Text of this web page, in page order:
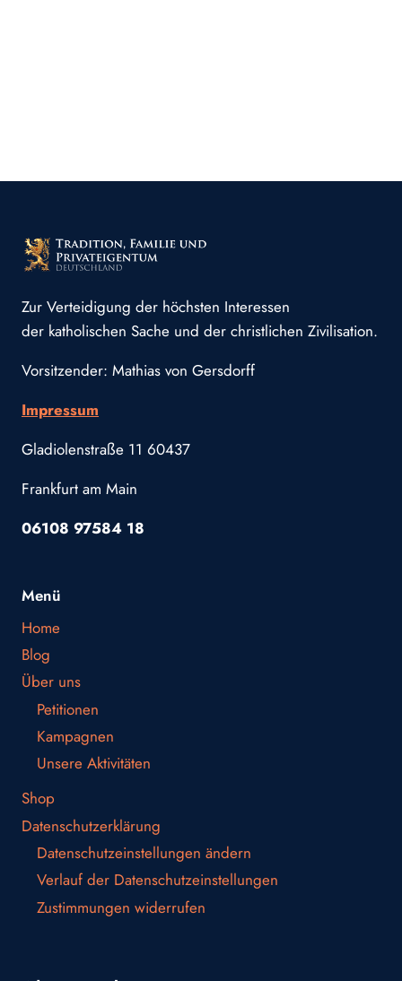
Zur Verteidigung der höchsten Interessen
der katholischen Sache und der christlichen Zivilisation.
Vorsitzender: Mathias von Gersdorff
Impressum
Gladiolenstraße 11 60437
Frankfurt am Main
06108 97584 18
Menü
Home
Blog
Über uns
Petitionen
Kampagnen
Unsere Aktivitäten
Shop
Datenschutzerklärung
Datenschutzeinstellungen ändern
Verlauf der Datenschutzeinstellungen
Zustimmungen widerrufen